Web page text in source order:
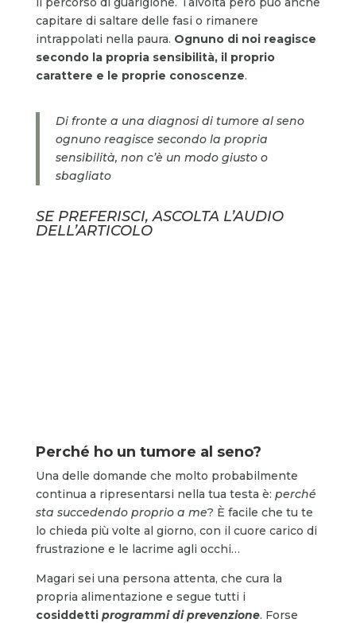
capitare di saltare delle fasi o rimanere
intrappolati nella paura. Ognuno di noi reagisce
secondo la propria sensibilità, il proprio
carattere e le proprie conoscenze.
Di fronte a una diagnosi di tumore al seno
ognuno reagisce secondo la propria
sensibilità, non c’è un modo giusto o
sbagliato
SE PREFERISCI, ASCOLTA L’AUDIO
DELL’ARTICOLO
Perché ho un tumore al seno?
Una delle domande che molto probabilmente
continua a ripresentarsi nella tua testa è: perché
sta succedendo proprio a me? È facile che tu te
lo chieda più volte al giorno, con il cuore carico di
frustrazione e le lacrime agli occhi…
Magari sei una persona attenta, che cura la
propria alimentazione e segue tutti i
cosiddetti programmi di prevenzione. Forse